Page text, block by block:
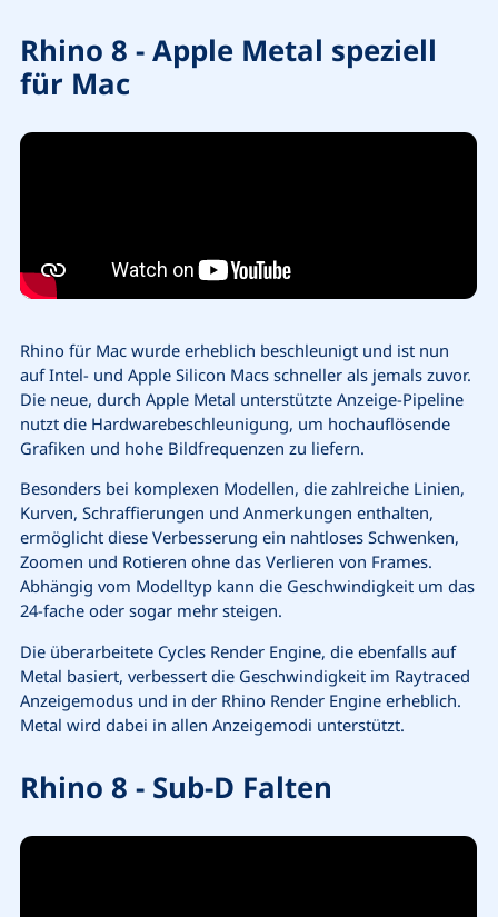
Rhino 8 - Apple Metal speziell
für Mac
Rhino für Mac wurde erheblich beschleunigt und ist nun
auf Intel- und Apple Silicon Macs schneller als jemals zuvor.
Die neue, durch Apple Metal unterstützte Anzeige-Pipeline
nutzt die Hardwarebeschleunigung, um hochauflösende
Grafiken und hohe Bildfrequenzen zu liefern.
Besonders bei komplexen Modellen, die zahlreiche Linien,
Kurven, Schraffierungen und Anmerkungen enthalten,
ermöglicht diese Verbesserung ein nahtloses Schwenken,
Zoomen und Rotieren ohne das Verlieren von Frames.
Abhängig vom Modelltyp kann die Geschwindigkeit um das
24-fache oder sogar mehr steigen.
Die überarbeitete Cycles Render Engine, die ebenfalls auf
Metal basiert, verbessert die Geschwindigkeit im Raytraced
Anzeigemodus und in der Rhino Render Engine erheblich.
Metal wird dabei in allen Anzeigemodi unterstützt.
Rhino 8 - Sub-D Falten